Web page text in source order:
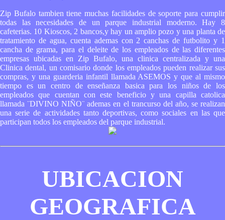
Zip Bufalo tambien tiene muchas facilidades de soporte para cumplir
todas las necesidades de un parque industrial moderno. Hay 8
cafeterias. 10 Kioscos, 2 bancos,y hay un amplio pozo y una planta de
tratamiento de agua, cuenta ademas con 2 canchas de futbolito y 1
cancha de grama, para el deleite de los empleados de las diferentes
empresas ubicadas en Zip Bufalo, una clinica centralizada y una
Clinica dental, un comisario donde los empleados pueden realizar sus
compras, y una guarderia infantil llamada ASEMOS y que al mismo
tiempo es un centro de enseñanza basica para los niños de los
empleados que cuentan con este beneficio y una capilla catolica
llamada ¨DIVINO NIÑO¨ ademas en el trancurso del año, se realizan
una serie de actividades tanto deportivas, como sociales en las que
participan todos los empleados del parque industrial.
UBICACION
GEOGRAFICA